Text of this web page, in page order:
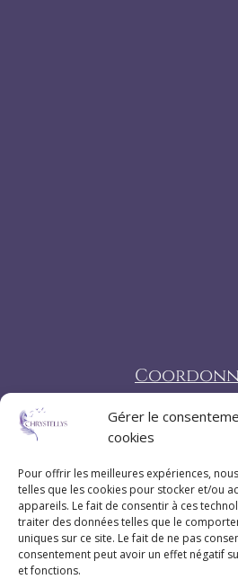
Gérer le
cookies
Pour offrir les meilleures expériences,
telles que les cookies pour stocker et/ou
appareils. Le fait de consentir à ces
traiter des données telles que le
uniques sur ce site. Le fait de ne pas
consentement peut avoir un effet négatif
et fonctions.
07 83 20
Pau (Pyrénées-
Suivez